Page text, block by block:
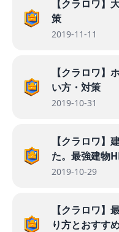
【クラロワ】
策
2019-11-11
【クラロワ】
い方・対策
2019-10-31
【クラロワ】
た。最強建物
2019-10-29
【クラロワ】
り方とおすす